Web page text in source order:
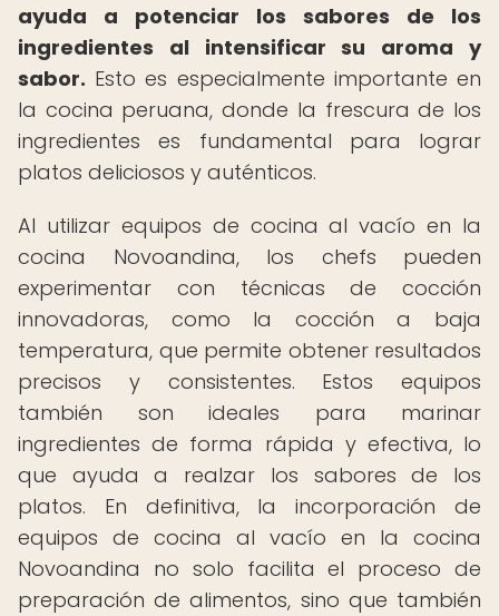
ayuda a potenciar los sabores de los
ingredientes al intensificar su aroma y
sabor. Esto es especialmente importante en
la cocina peruana, donde la frescura de los
ingredientes es fundamental para lograr
platos deliciosos y auténticos.
Al utilizar equipos de cocina al vacío en la
cocina Novoandina, los chefs pueden
experimentar con técnicas de cocción
innovadoras, como la cocción a baja
temperatura, que permite obtener resultados
precisos y consistentes. Estos equipos
también son ideales para marinar
ingredientes de forma rápida y efectiva, lo
que ayuda a realzar los sabores de los
platos. En definitiva, la incorporación de
equipos de cocina al vacío en la cocina
Novoandina no solo facilita el proceso de
preparación de alimentos, sino que también